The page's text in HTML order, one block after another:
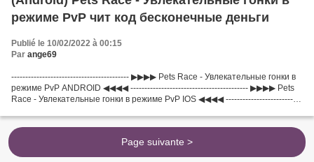
режиме PvP чит код бесконечные деньги
Publié le 10/02/2022 à 00:15
Par ange69
------------------------------------------ ▶▶▶▶ Pets Race - Увлекательные гонки в
режиме PvP ANDROID ◀◀◀◀ ------------------------------------------ ▶▶▶▶ Pets
Race - Увлекательные гонки в режиме PvP IOS ◀◀◀◀ ---------------------------
Page suivante >